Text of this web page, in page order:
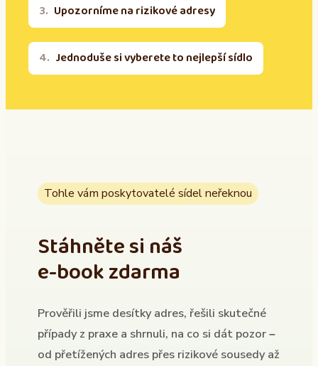
Upozorníme na rizikové adresy
Jednoduše si vyberete to nejlepší sídlo
Tohle vám poskytovatelé sídel neřeknou
Stáhněte si náš
e-book zdarma
Prověřili jsme desítky adres, řešili skutečné
případy z praxe a shrnuli, na co si dát pozor –
od přetížených adres přes rizikové sousedy až